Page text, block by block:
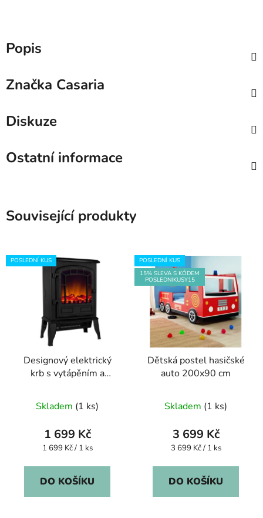
Popis
Značka Casaria
Diskuze
Ostatní informace
Související produkty
POSLEDNÍ KUS
Designový elektrický
krb s vytápěním a
Skladem (1 ks)
1 699 Kč
Měrná
1 699 Kč / 1 ks
DO KOŠÍKU
POSLEDNÍ KUS
15% SLEVA S KÓDEM
POSLEDNIKUSY15
Dětská postel hasičské
auto 200x90 cm
Skladem (1 ks)
3 699 Kč
Měrná
3 699 Kč / 1 ks
DO KOŠÍKU